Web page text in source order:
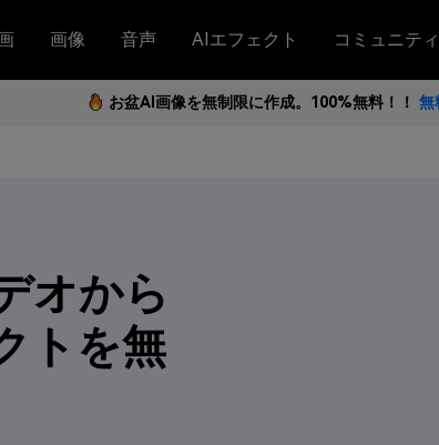
画像 音声 AIエフェクト コミュニティ
お盆AI画像を無制限に作成。100%無料！！ 無
オから
トを無